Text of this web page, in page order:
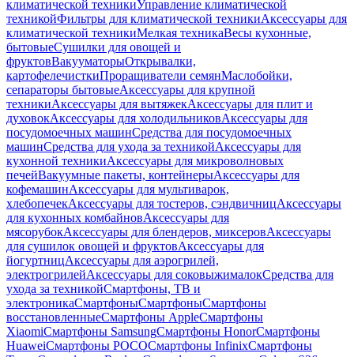
климатической техникиУправление климатической
техникойФильтры для климатической техникиАксессуары для
климатической техникиМелкая техникаВесы кухонные,
бытовыеСушилки для овощей и
фруктовВакууматорыОткрывалки,
картофелечисткиПроращиватели семянМаслобойки,
сепараторы бытовыеАксессуары для крупной
техникиАксессуары для вытяжекАксессуары для плит и
духовокАксессуары для холодильниковАксессуары для
посудомоечных машинСредства для посудомоечных
машинСредства для ухода за техникойАксессуары для
кухонной техникиАксессуары для микроволновых
печейВакуумные пакеты, контейнерыАксессуары для
кофемашинАксессуары для мультиварок,
хлебопечекАксессуары для тостеров, сэндвичницАксессуары
для кухонных комбайновАксессуары для
мясорубокАксессуары для блендеров, миксеровАксессуары
для сушилок овощей и фруктовАксессуары для
йогуртницАксессуары для аэрогрилей,
электрогрилейАксессуары для соковыжималокСредства для
ухода за техникойСмартфоны, ТВ и
электроникаСмартфоныСмартфоныСмартфоны
восстановленныеСмартфоны AppleСмартфоны
XiaomiСмартфоны SamsungСмартфоны HonorСмартфоны
HuaweiСмартфоны POCOСмартфоны InfinixСмартфоны